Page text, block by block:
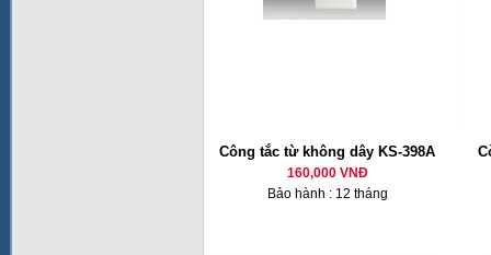
Công tắc từ không dây KS-398A
160,000 VNĐ
Bảo hành : 12 tháng